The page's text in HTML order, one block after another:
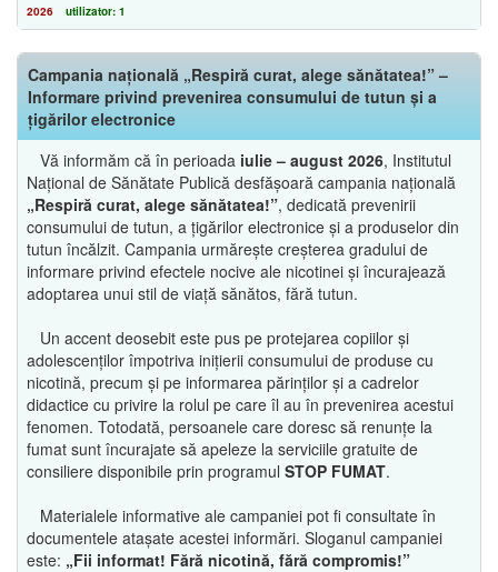
2026 utilizator: 1
Campania națională „Respiră curat, alege sănătatea!” –
Informare privind prevenirea consumului de tutun și a
țigărilor electronice
Vă informăm că în perioada iulie – august 2026, Institutul
Național de Sănătate Publică desfășoară campania națională
„Respiră curat, alege sănătatea!”, dedicată prevenirii
consumului de tutun, a țigărilor electronice și a produselor din
tutun încălzit. Campania urmărește creșterea gradului de
informare privind efectele nocive ale nicotinei și încurajează
adoptarea unui stil de viață sănătos, fără tutun.
Un accent deosebit este pus pe protejarea copiilor și
adolescenților împotriva inițierii consumului de produse cu
nicotină, precum și pe informarea părinților și a cadrelor
didactice cu privire la rolul pe care îl au în prevenirea acestui
fenomen. Totodată, persoanele care doresc să renunțe la
fumat sunt încurajate să apeleze la serviciile gratuite de
consiliere disponibile prin programul STOP FUMAT.
Materialele informative ale campaniei pot fi consultate în
documentele atașate acestei informări. Sloganul campaniei
este: „Fii informat! Fără nicotină, fără compromis!”